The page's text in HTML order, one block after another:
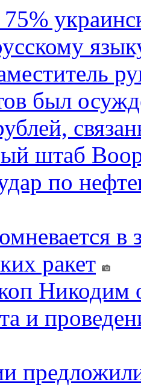
был
штаб
по
в
ракет
и